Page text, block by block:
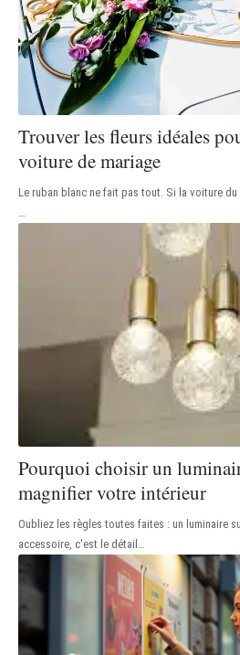
Trouver les fleurs idéales
voiture de mariage
Le ruban blanc ne fait pas tout. Si la voiture
Pourquoi choisir un
magnifier votre intérieur
Oubliez les règles toutes faites : un luminaire
accessoire, c'est le détail